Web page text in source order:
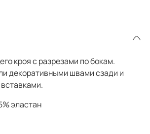
кроя с разрезами по бокам.
декоративными швами сзади и
эластан